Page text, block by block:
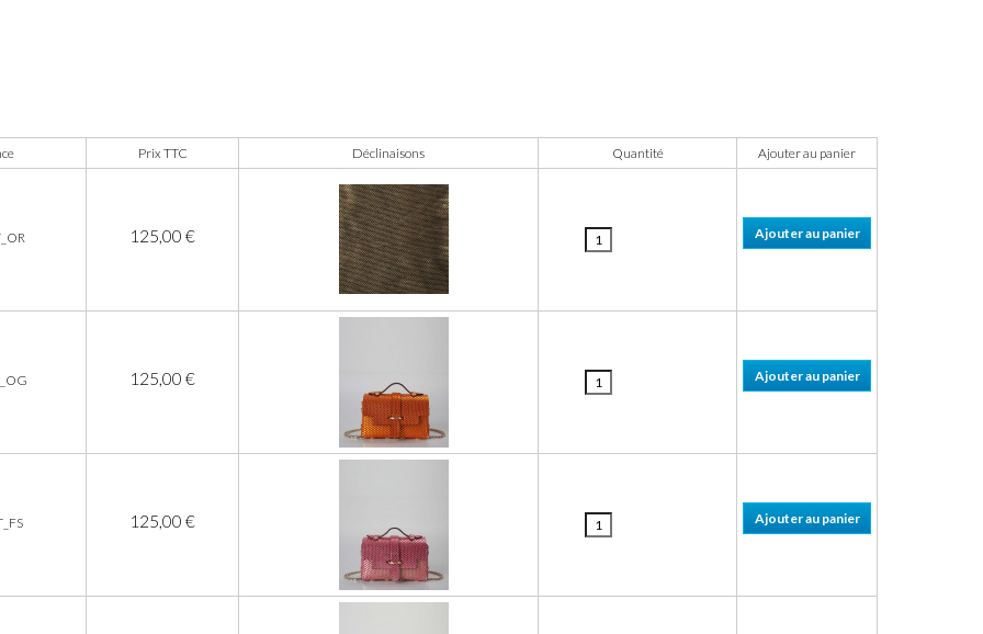
Prix TTC Déclinaisons Quantité Ajouter au panier
125,00 €
125,00 €
125,00 €